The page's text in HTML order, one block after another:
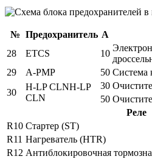
№ Предохранитель А
28
ETCS 10
29
A-PMP 50 Система
30
H-LP CLNH-LP
CLN
30
50
Реле
R10 Стартер (ST)
R11 Нагреватель (HTR)
R12 Антиблокировочная